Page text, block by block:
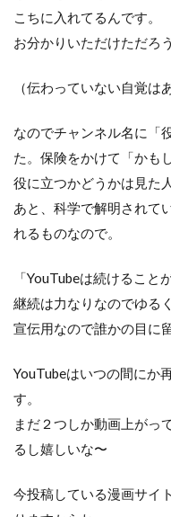
こちに入れてるんです。
お分かりいただけただろ
（伝わっていない自覚は
なのでチャンネル名に「
た。保険をかけて「かも
役に立つかどうかは見た
あと、科学で解明されて
れるものなので。
「YouTubeは続けるこ
継続は力なりなのでゆる
宣伝用なので誰かの目に
YouTubeはいつの間にか
す。
まだ２つしか動画上がっ
るし嬉しいな〜
今投稿している漫画サイ